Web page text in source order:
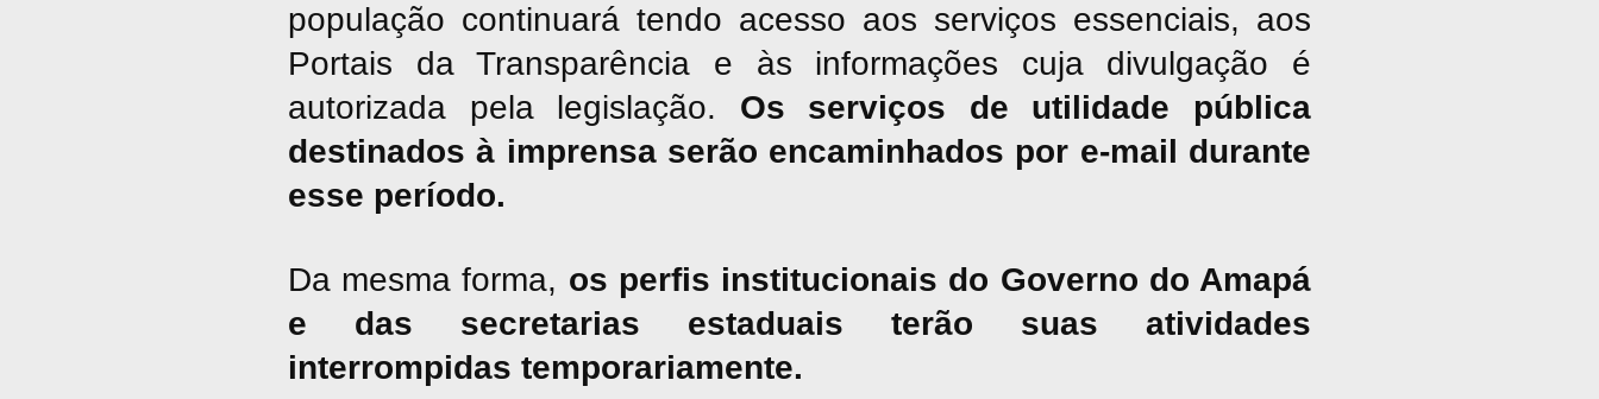
população continuará tendo acesso aos serviços essenciais, aos
Portais da Transparência e às informações cuja divulgação é
autorizada pela legislação. Os serviços de utilidade pública
destinados à imprensa serão encaminhados por e-mail durante
esse período.
Da mesma forma, os perfis institucionais do Governo do Amapá
e das secretarias estaduais terão suas atividades
interrompidas temporariamente.